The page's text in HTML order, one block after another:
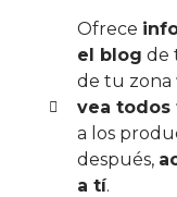
Ofrece
el blog de
de tu zona
vea todos
a los
después,
a tí.